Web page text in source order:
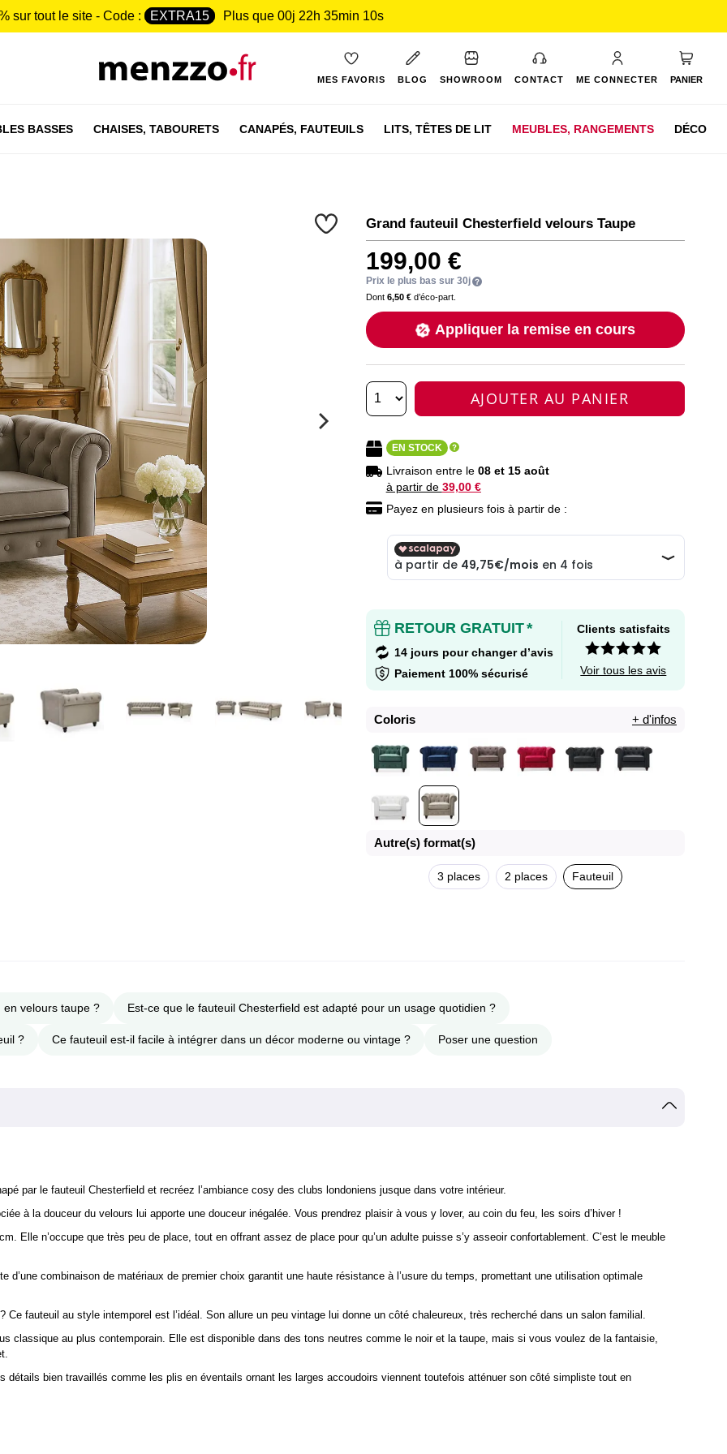
sur tout le site - Code : EXTRA15 Plus que 00j 22h 35min 09s
MES FAVORIS BLOG SHOWROOM CONTACT ME CONNECTER PANIER
BASSES CHAISES, TABOURETS CANAPÉS, FAUTEUILS LITS, TÊTES DE LIT MEUBLES, RANGEMENTS DÉCO
Grand fauteuil Chesterfield velours Taupe
199,00 €
Prix le plus bas sur 30j
Dont 6,50 €d’éco-part.
Appliquer la remise en cours
AJOUTER AU PANIER
EN STOCK
Livraison entre le 08 et 15 août
à partir de 39,00 €
Payez en plusieurs fois à partir de :
RETOUR GRATUIT*
14 jours pour changer d’avis
Paiement 100% sécurisé
Clients satisfaits
Voir tous les avis
Coloris + d'infos
Autre(s) format(s)
3 places 2 places Fauteuil
en velours taupe ? Est-ce que le fauteuil Chesterfield est adapté pour un usage quotidien ?
? Ce fauteuil est-il facile à intégrer dans un décor moderne ou vintage ? Poser une question
par le fauteuil Chesterfield et recréez l’ambiance cosy des clubs londoniens jusque dans votre intérieur.
à la douceur du velours lui apporte une douceur inégalée. Vous prendrez plaisir à vous y lover, au coin du feu, les soirs d’hiver !
Elle n’occupe que très peu de place, tout en offrant assez de place pour qu’un adulte puisse s’y asseoir confortablement. C’est le meuble
d’une combinaison de matériaux de premier choix garantit une haute résistance à l’usure du temps, promettant une utilisation optimale
fauteuil au style intemporel est l’idéal. Son allure un peu vintage lui donne un côté chaleureux, très recherché dans un salon familial.
classique au plus contemporain. Elle est disponible dans des tons neutres comme le noir et la taupe, mais si vous voulez de la fantaisie,
détails bien travaillés comme les plis en éventails ornant les larges accoudoirs viennent toutefois atténuer son côté simpliste tout en